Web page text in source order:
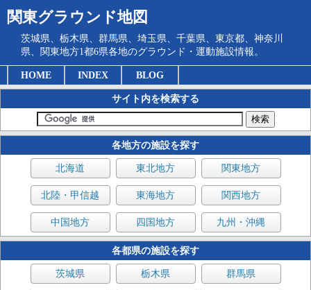
関東グラウンド地図
茨城県、栃木県、群馬県、埼玉県、千葉県、東京都、神奈川
県、関東地方1都6県各地のグラウンド・運動施設情報。
HOME INDEX BLOG
サイト内を検索する
各地方の施設を探す
北海道 東北地方 関東地方
北陸・甲信越 東海地方 関西地方
中国地方 四国地方 九州・沖縄
各都県の施設を探す
茨城県 栃木県 群馬県